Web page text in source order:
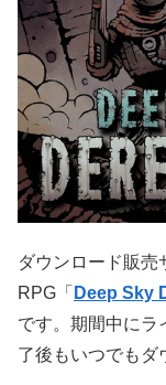
ダウンロード販売
RPG「 Deep Sky
です。期間中にラ
了後もいつでもダ